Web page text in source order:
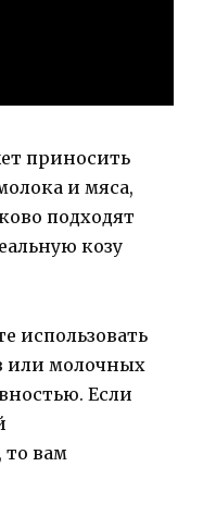
приносить
и мяса,
подходят
козу
использовать
или молочных
Если
то вам